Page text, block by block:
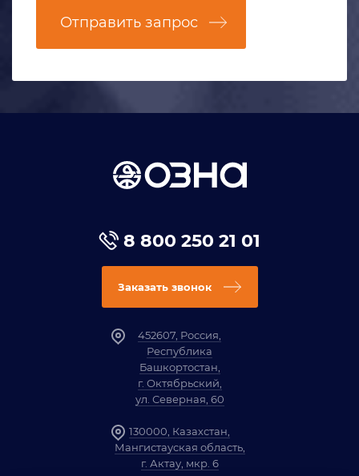
Отправить запрос
8 800 250 21 01
Заказать звонок
452607, Россия,
Республика
Башкортостан,
г. Октябрьский,
ул. Северная, 60
130000, Казахстан,
Мангистауская область,
г. Актау, мкр. 6